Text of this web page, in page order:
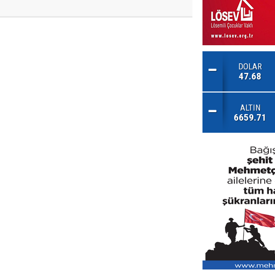
DOLAR
47.68
ALTIN
6659.71